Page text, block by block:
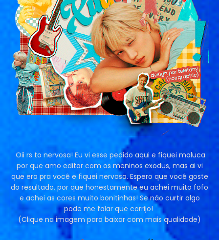
Oii rs to nervosa! Eu vi esse pedido aqui e fiquei maluca
por que amo editar com os meninos exodus, mas ai vi
que era pra você e fiquei nervosa. Espero que você goste
do resultado, por que honestamente eu achei muito fofo
e achei as cores muito bonitinhas! Se não curtir algo
pode me falar que corrijo!
(Clique na imagem para baixar com mais qualidade)